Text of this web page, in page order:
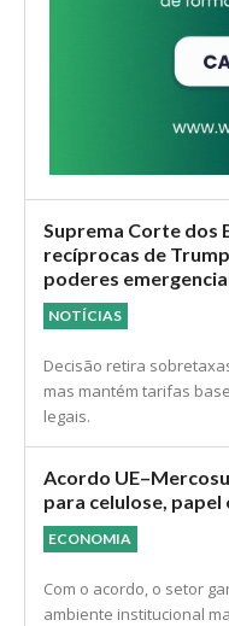
Suprema Corte dos
recíprocas de
poderes
NOTÍCIAS
Decisão retira
mas mantém tarifas
legais.
Acordo
para celulose, papel
ECONOMIA
Com o acordo, o setor
ambiente institucional